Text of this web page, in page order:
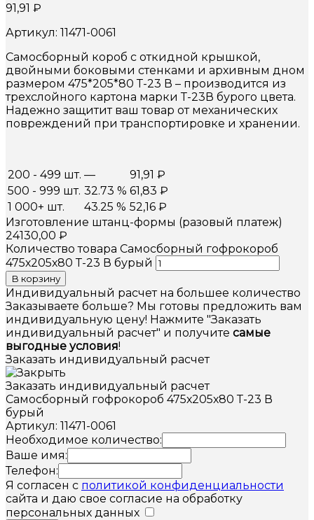
91,91 ₽
Артикул: 11471-0061
Самосборный короб с откидной крышкой,
двойными боковыми стенками и архивным дном
размером 475*205*80 Т-23 В – производится из
трехслойного картона марки Т-23В бурого цвета.
Надежно защитит ваш товар от механических
повреждений при транспортировке и хранении.
200 - 499 шт. — 91,91 ₽
500 - 999 шт. 32.73 % 61,83 ₽
1 000+ шт.
43.25 % 52,16 ₽
Изготовление штанц-формы (разовый платеж)
24130,00 ₽
Количество товара Самосборный гофрокороб
475х205х80 Т-23 В бурый
В корзину
Индивидуальный расчет на большее количество
Заказываете больше? Мы готовы предложить вам
индивидуальную цену! Нажмите "Заказать
индивидуальный расчет" и получите самые
выгодные условия!
Заказать индивидуальный расчет
Заказать индивидуальный расчет
Самосборный гофрокороб 475х205х80 Т-23 В
бурый
Артикул: 11471-0061
Необходимое количество:
Ваше имя:
Телефон:
Я согласен с политикой конфиденциальности
сайта и даю свое согласие на обработку
персональных данных